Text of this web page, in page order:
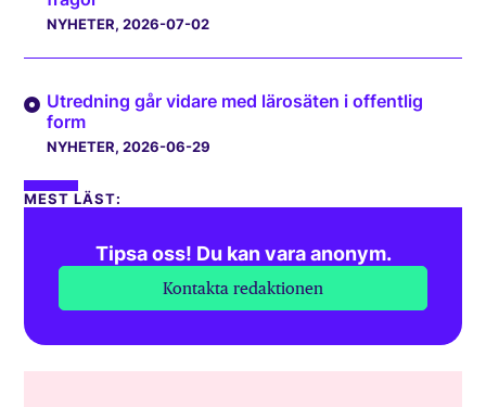
NYHETER, 2026-07-02
Utredning går vidare med lärosäten i offentlig
form
NYHETER, 2026-06-29
MEST LÄST:
Tipsa oss! Du kan vara anonym.
Kontakta redaktionen